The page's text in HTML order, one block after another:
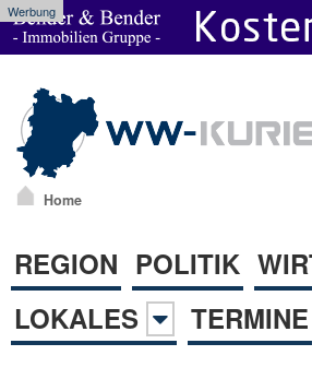
Werbung
Home
REGION POLITIK
LOKALES
TERMINE